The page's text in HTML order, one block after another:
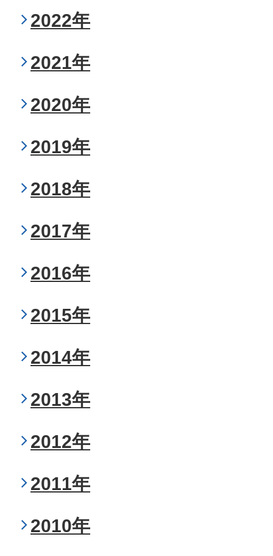
2022年
2021年
2020年
2019年
2018年
2017年
2016年
2015年
2014年
2013年
2012年
2011年
2010年